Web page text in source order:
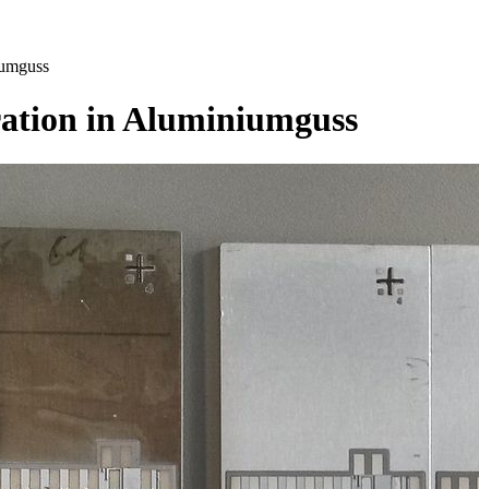
in Aluminiumguss